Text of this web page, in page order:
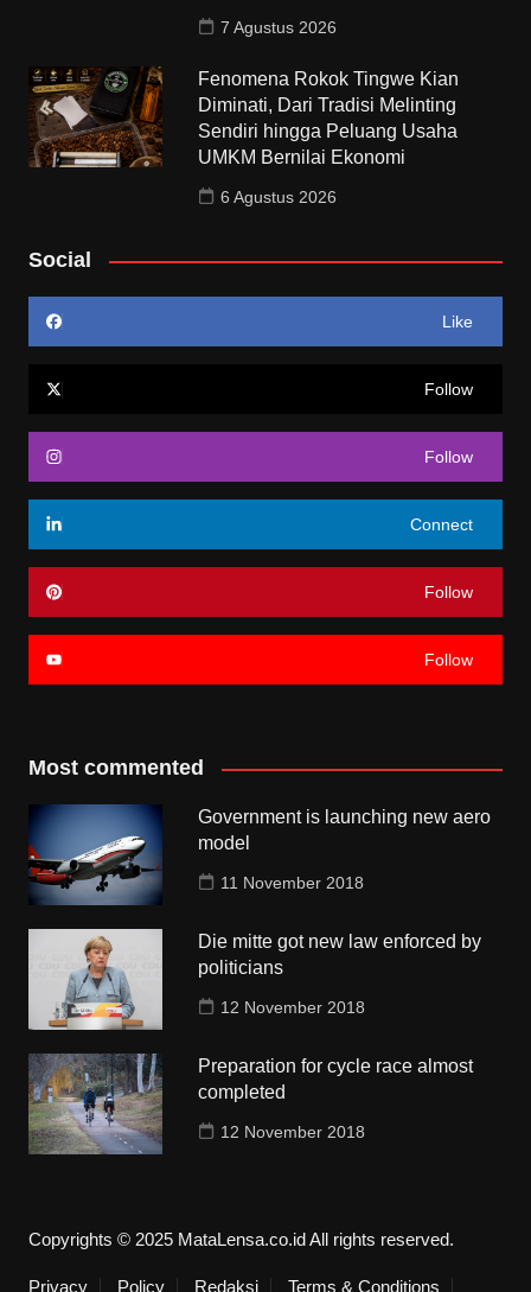
7 Agustus 2026
Fenomena Rokok Tingwe Kian
Diminati, Dari Tradisi Melinting
Sendiri hingga Peluang Usaha
UMKM Bernilai Ekonomi
6 Agustus 2026
Social
Like
Follow
Follow
Connect
Follow
Follow
Most commented
Government is launching new aero
model
11 November 2018
Die mitte got new law enforced by
politicians
12 November 2018
Preparation for cycle race almost
completed
12 November 2018
Copyrights © 2025 MataLensa.co.id All rights reserved.
Privacy Policy Redaksi Terms & Conditions